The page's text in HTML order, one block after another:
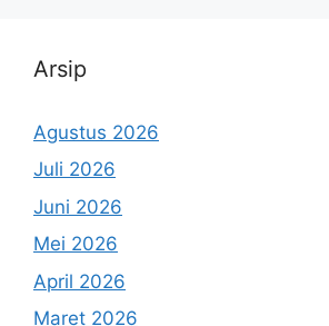
Arsip
Agustus 2026
Juli 2026
Juni 2026
Mei 2026
April 2026
Maret 2026